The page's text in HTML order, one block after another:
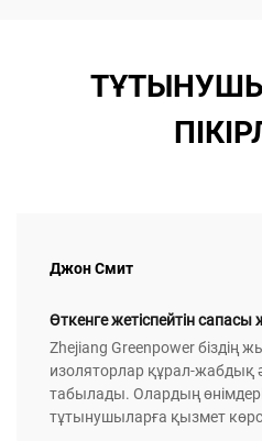
Джон Смит
Өткенге жетіспейтін сапасы
Zhejiang Greenpower біздің
изоляторлар құрал-жабдық
табылады. Олардың
тұтынушыларға қызмет